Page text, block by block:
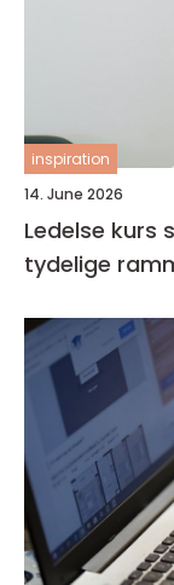
inspiration
14. June 2026
Ledelse kurs slik bygger du trygghet og
tydelige